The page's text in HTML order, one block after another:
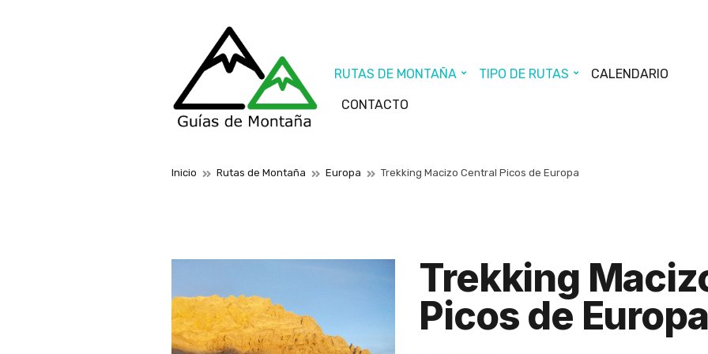
RUTAS DE MONTAÑA TIPO DE RUTAS CALENDARIO
CONTACTO
Inicio Rutas de Montaña Europa Trekking Macizo Central Picos de Europa
Trekking
Picos de Europa